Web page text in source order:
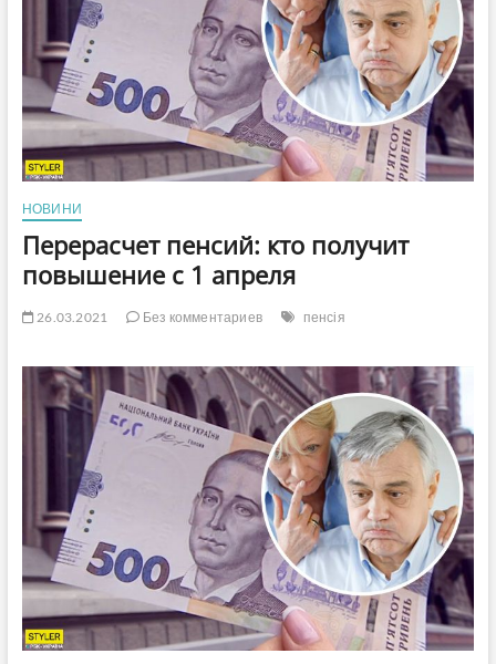
НОВИНИ
Перерасчет пенсий: кто получит
повышение с 1 апреля
26.03.2021 Без комментариев пенсія